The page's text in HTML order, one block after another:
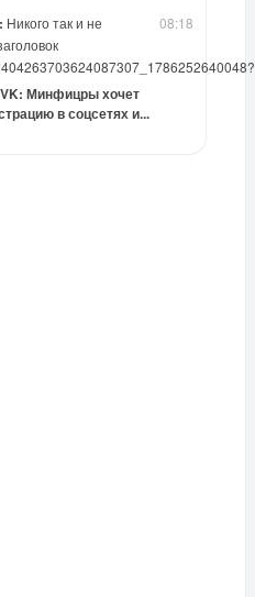
08:18
Никого так и не
Минфицры хочет
в соцсетях и...